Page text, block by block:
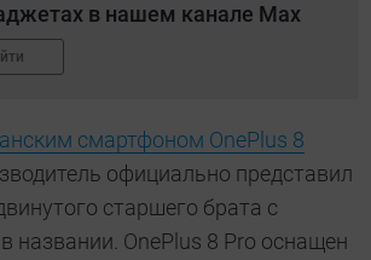
в нашем канале Max
смартфоном OnePlus 8
официально представил
старшего брата с
названии. OnePlus 8 Pro оснащен